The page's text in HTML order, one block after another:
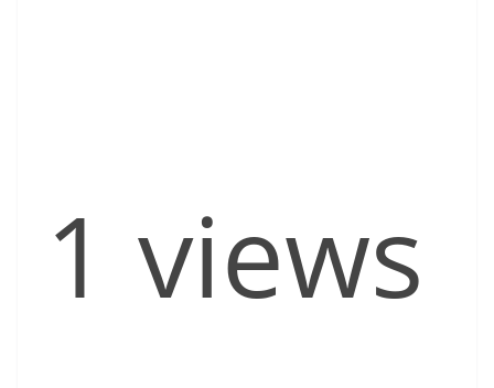
1 views